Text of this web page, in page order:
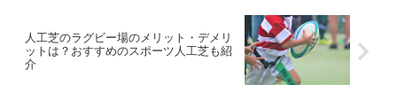
人工芝のラグビー場のメリット・デメリ
ットは？おすすめのスポーツ人工芝も紹
介